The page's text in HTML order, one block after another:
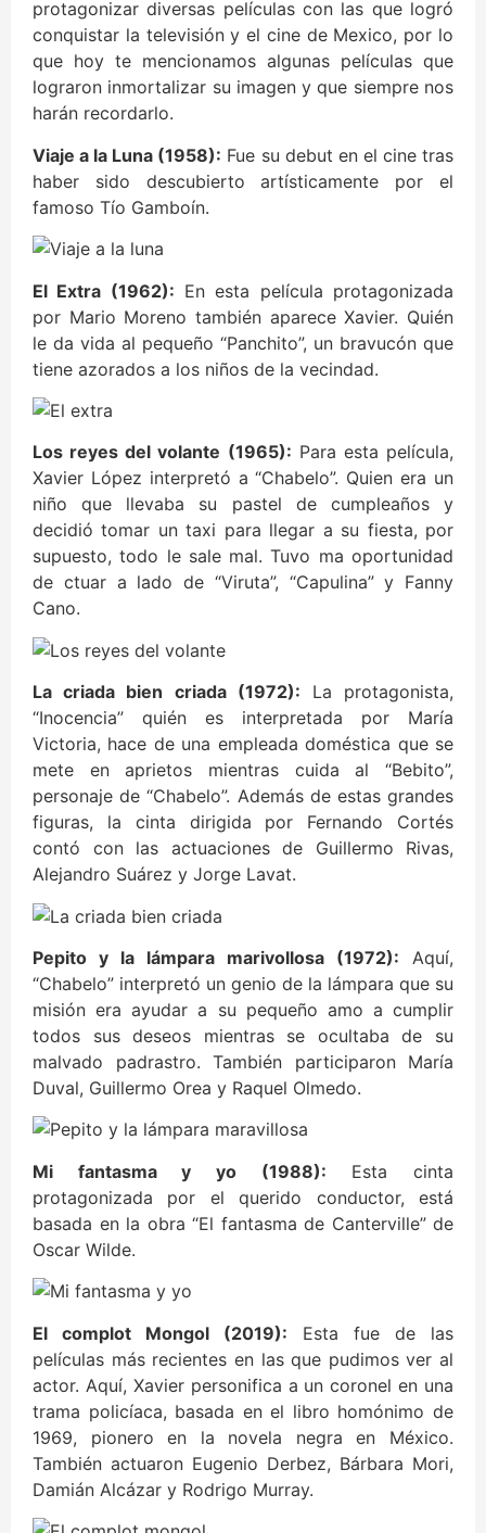
protagonizar diversas películas con las que logró
conquistar la televisión y el cine de Mexico, por lo
que hoy te mencionamos algunas películas que
lograron inmortalizar su imagen y que siempre nos
harán recordarlo.
Viaje a la Luna (1958): Fue su debut en el cine tras
haber sido descubierto artísticamente por el
famoso Tío Gamboín.
El Extra (1962): En esta película protagonizada
por Mario Moreno también aparece Xavier. Quién
le da vida al pequeño “Panchito”, un bravucón que
tiene azorados a los niños de la vecindad.
Los reyes del volante (1965): Para esta película,
Xavier López interpretó a “Chabelo”. Quien era un
niño que llevaba su pastel de cumpleaños y
decidió tomar un taxi para llegar a su fiesta, por
supuesto, todo le sale mal. Tuvo ma oportunidad
de ctuar a lado de “Viruta”, “Capulina” y Fanny
Cano.
La criada bien criada (1972): La protagonista,
“Inocencia” quién es interpretada por María
Victoria, hace de una empleada doméstica que se
mete en aprietos mientras cuida al “Bebito”,
personaje de “Chabelo”. Además de estas grandes
figuras, la cinta dirigida por Fernando Cortés
contó con las actuaciones de Guillermo Rivas,
Alejandro Suárez y Jorge Lavat.
Pepito y la lámpara marivollosa (1972): Aquí,
“Chabelo” interpretó un genio de la lámpara que su
misión era ayudar a su pequeño amo a cumplir
todos sus deseos mientras se ocultaba de su
malvado padrastro. También participaron María
Duval, Guillermo Orea y Raquel Olmedo.
Mi fantasma y yo (1988): Esta cinta
protagonizada por el querido conductor, está
basada en la obra “El fantasma de Canterville” de
Oscar Wilde.
El complot Mongol (2019): Esta fue de las
películas más recientes en las que pudimos ver al
actor. Aquí, Xavier personifica a un coronel en una
trama policíaca, basada en el libro homónimo de
1969, pionero en la novela negra en México.
También actuaron Eugenio Derbez, Bárbara Mori,
Damián Alcázar y Rodrigo Murray.